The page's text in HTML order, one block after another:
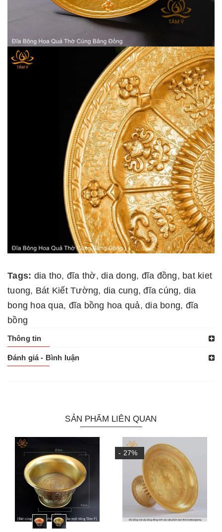
Tags: dia tho, đĩa thờ, dia dong, đĩa đồng, bat kiet
tuong, Bát Kiết Tường, dia cung,đĩa cúng, dia
bong hoa qua, đĩa bồng hoa quả, dia bong, đĩa
bồng
Thông tin
Đánh giá - Bình luận
SẢN PHẨM LIÊN QUAN
- 27%